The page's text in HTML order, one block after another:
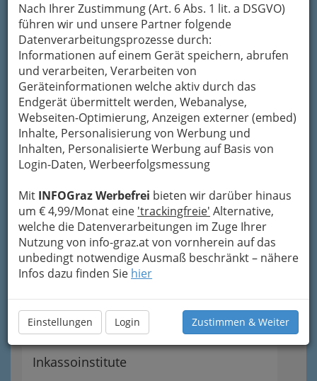
Nach Ihrer Zustimmung (Art. 6 Abs. 1 lit. a DSGVO)
führen wir und unsere Partner folgende
Datenverarbeitungsprozesse durch:
Informationen auf einem Gerät speichern, abrufen
und verarbeiten, Verarbeiten von
Geräteinformationen welche aktiv durch das
Endgerät übermittelt werden, Webanalyse,
Webseiten-Optimierung, Anzeigen externer (embed)
Inhalte, Personalisierung von Werbung und
Inhalten, Personalisierte Werbung auf Basis von
Login-Daten, Werbeerfolgsmessung
Mit INFOGraz Werbefrei bieten wir darüber hinaus
um € 4,99/Monat eine 'trackingfreie' Alternative,
welche die Datenverarbeitungen im Zuge Ihrer
Nutzung von info-graz.at von vornherein auf das
unbedingt notwendige Ausmaß beschränkt – nähere
Infos dazu finden Sie hier
Einstellungen Login Zustimmen & Weiter
Navigation
Bausparvermittler
Bankomatstandorte
Hypothekenbanken
Inkassoinstitute